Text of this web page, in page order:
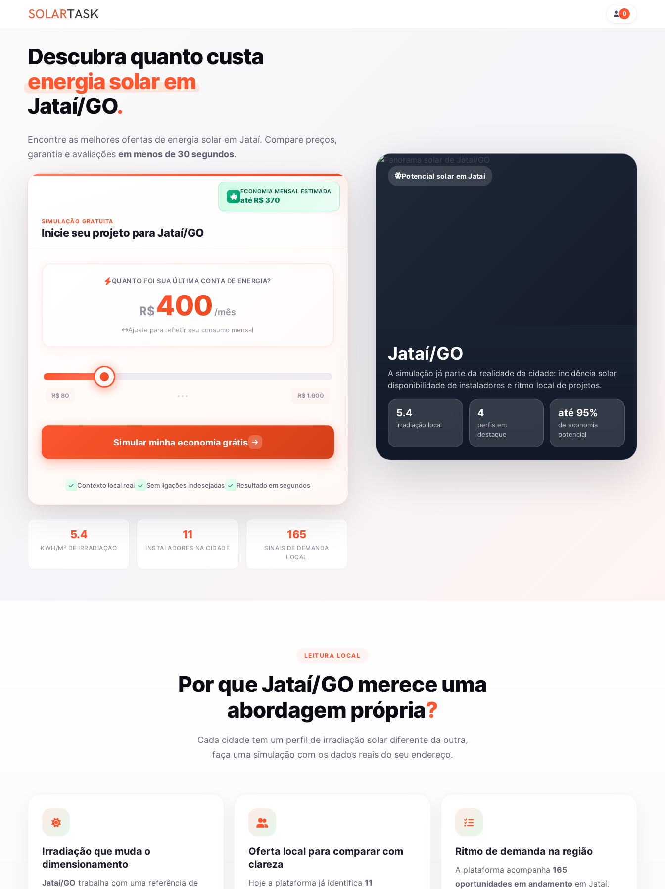
0
Descubra quanto custa
energia solar em
Jataí/GO.
Encontre as melhores ofertas de energia solar em Jataí. Compare preços,
garantia e avaliações em menos de 30 segundos.
ECONOMIA MENSAL ESTIMADA
até R$ 370
SIMULAÇÃO GRATUITA
Inicie seu projeto para Jataí/GO
QUANTO FOI SUA ÚLTIMA CONTA DE ENERGIA?
R$400 /mês
Ajuste para refletir seu consumo mensal
R$ 80 ••• R$ 1.600
Simular minha economia grátis
Contexto local real Sem ligações indesejadas Resultado em segundos
5.4
KWH/M² DE IRRADIAÇÃO
11
INSTALADORES NA CIDADE
165
SINAIS DE DEMANDA
LOCAL
Potencial solar em Jataí
Jataí/GO
A simulação já parte da realidade da cidade: incidência solar,
disponibilidade de instaladores e ritmo local de projetos.
5.4
irradiação local
4
perfis em
destaque
até 95%
de economia
potencial
LEITURA LOCAL
Por que Jataí/GO merece uma
abordagem própria?
Cada cidade tem um perfil de irradiação solar diferente da outra,
faça uma simulação com os dados reais do seu endereço.
Irradiação que muda o
dimensionamento
Jataí/GO trabalha com uma referência de
Oferta local para comparar com
clareza
Hoje a plataforma já identifica11
Ritmo de demanda na região
A plataforma acompanha 165
oportunidades em andamento em Jataí.